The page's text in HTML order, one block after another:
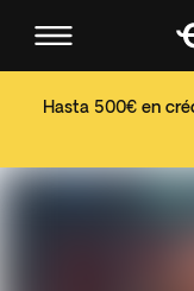
Hasta 500€ en